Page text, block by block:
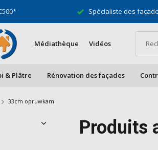
Spécialiste des
Médiathèque Vidéos
& Plâtre Rénovation des façades
33cm opruwkam
Produits